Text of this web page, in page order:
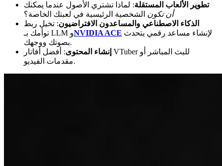
تطوير الألعاب المستقلة: لماذا تشتري الأصول عندما يمكنك
أن تكون الشخصية الرئيسية في لعبتك الخاصة؟
الذكاء الاصطناعي والمساعدون الافتراضيون: تخيل ربط
توأمك بـ LLM وNVIDIA ACE
بصوتك ووجهك.
إنشاء المحتوى: أفضل أفاتار VTuber للبث المباشر أو
مقدمات الفيديو.